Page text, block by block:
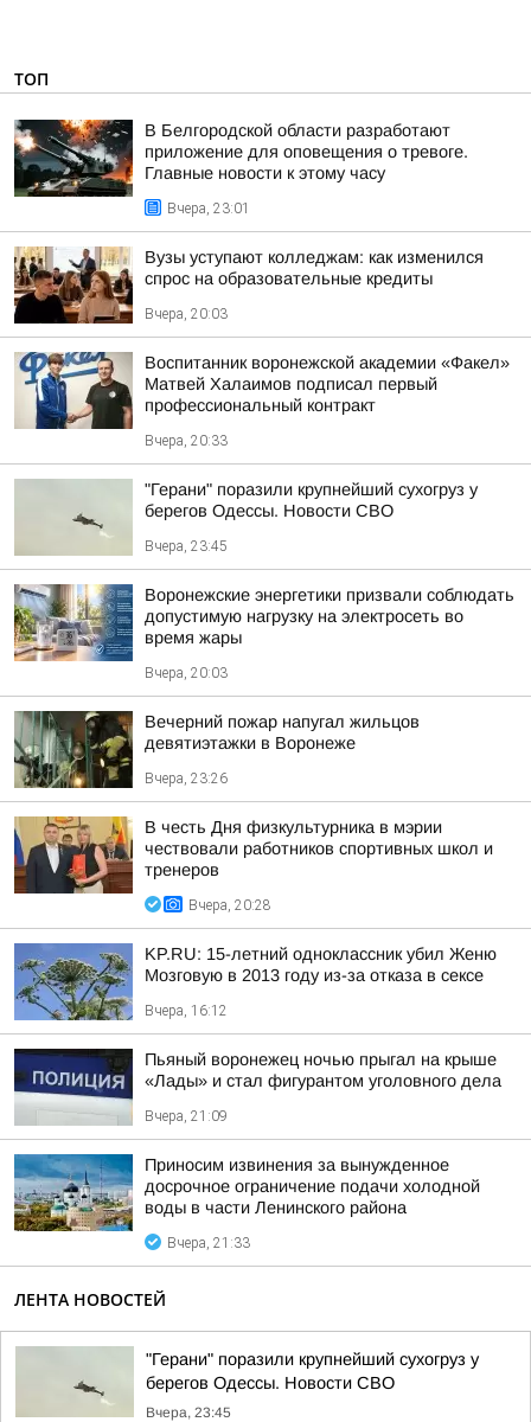
ТОП
В Белгородской области разработают
приложение для оповещения о тревоге.
Главные новости к этому часу
Вчера, 23:01
Вузы уступают колледжам: как изменился
спрос на образовательные кредиты
Вчера, 20:03
Воспитанник воронежской академии «Факел»
Матвей Халаимов подписал первый
профессиональный контракт
Вчера, 20:33
"Герани" поразили крупнейший сухогруз у
берегов Одессы. Новости СВО
Вчера, 23:45
Воронежские энергетики призвали соблюдать
допустимую нагрузку на электросеть во
время жары
Вчера, 20:03
Вечерний пожар напугал жильцов
девятиэтажки в Воронеже
Вчера, 23:26
В честь Дня физкультурника в мэрии
чествовали работников спортивных школ и
тренеров
Вчера, 20:28
KP.RU: 15-летний одноклассник убил Женю
Мозговую в 2013 году из-за отказа в сексе
Вчера, 16:12
Пьяный воронежец ночью прыгал на крыше
«Лады» и стал фигурантом уголовного дела
Вчера, 21:09
Приносим извинения за вынужденное
досрочное ограничение подачи холодной
воды в части Ленинского района
Вчера, 21:33
ЛЕНТА НОВОСТЕЙ
"Герани" поразили крупнейший сухогруз у
берегов Одессы. Новости СВО
Вчера, 23:45